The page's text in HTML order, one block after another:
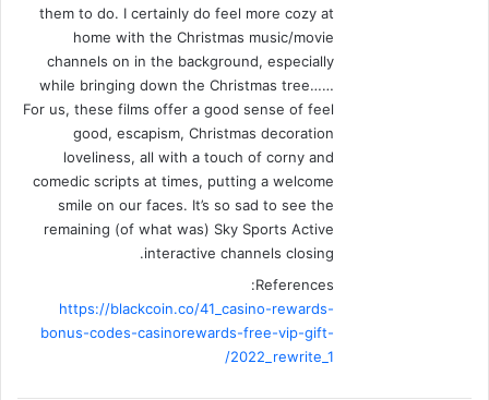
them to do. I certainly do feel more cozy at
home with the Christmas music/movie
channels on in the background, especially
while bringing down the Christmas tree……
For us, these films offer a good sense of feel
good, escapism, Christmas decoration
loveliness, all with a touch of corny and
comedic scripts at times, putting a welcome
smile on our faces. It’s so sad to see the
remaining (of what was) Sky Sports Active
interactive channels closing.
References:
https://blackcoin.co/41_casino-rewards-
bonus-codes-casinorewards-free-vip-gift-
2022_rewrite_1/